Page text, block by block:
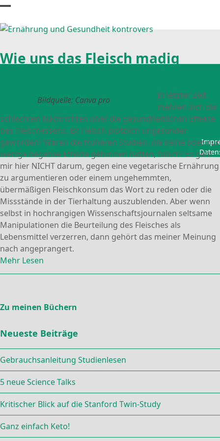
Skip
content
mobile
menu
mobile
menu
Wie uns das Fleisch madig
Bildquelle: Canva pro
In letzter Zeit
mehren sich die
schlechten Nachrichten über die gesundheitlichen Effekte
des Fleischessens. Ist Fleisch plötzlich ungesünder
geworden? Waren die früheren Studien, die keine oder nur
wenige negative Effekte gefunden hatten, falsch? Es geht
mir hier NICHT darum, gegen eine vegetarische Ernährung
zu argumentieren oder einem ungehemmten,
übermäßigen Fleischkonsum das Wort zu reden oder die
Missstände in der Tierhaltung auszublenden. Aber wenn
selbst in hochrangigen Wissenschaftsjournalen seltsame
Manipulationen die Beurteilung des Fleisches als
Lebensmittel verzerren, dann gehört das meiner Meinung
nach angeprangert.
Mehr Lesen
Zu meinen Büchern
Neueste Beiträge
Gebrauchsanleitung Studienlesen
5 neue Science Talks
Kritischer Blick auf die Stanford Twin-Study
Ganz einfach Keto!